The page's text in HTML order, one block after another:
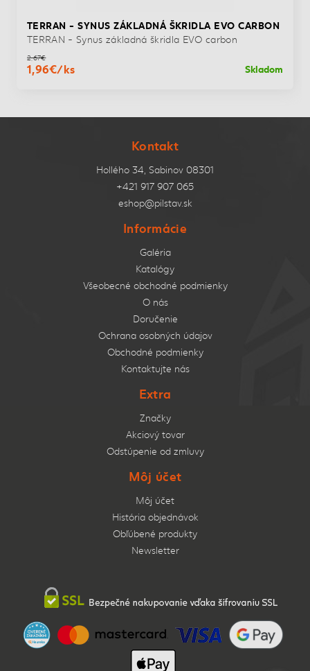
TERRAN - SYNUS ZÁKLADNÁ ŠKRIDLA EVO CARBON
TERRAN - Synus základná škridla EVO carbon
2,67€
1,96€/ks Skladom
Kontakt
Hollého 34, Sabinov 08301
+421 917 907 065
eshop@pilstav.sk
Informácie
Galéria
Katalógy
Všeobecné obchodné podmienky
O nás
Doručenie
Ochrana osobných údajov
Obchodné podmienky
Kontaktujte nás
Extra
Značky
Akciový tovar
Odstúpenie od zmluvy
Môj účet
Môj účet
História objednávok
Obľúbené produkty
Newsletter